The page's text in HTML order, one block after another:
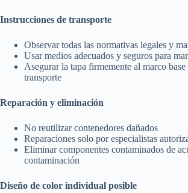
Instrucciones de transporte
Observar todas las normativas legales y
Usar medios adecuados y seguros para
Asegurar la tapa firmemente al marco
transporte
Reparación y eliminación
No reutilizar contenedores dañados
Reparaciones solo por especialistas
Eliminar componentes contaminados de
contaminación
Diseño de color individual posible